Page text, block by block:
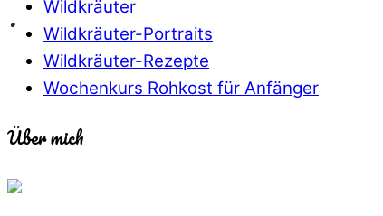
Wildkräuter
Wildkräuter-Portraits
Wildkräuter-Rezepte
Wochenkurs Rohkost für Anfänger
Über mich